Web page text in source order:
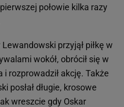
połowie kilka razy
przyjął piłkę w
wokół, obrócił się w
i rozprowadził akcję. Także
posłał długie, krosowe
wreszcie gdy Oskar